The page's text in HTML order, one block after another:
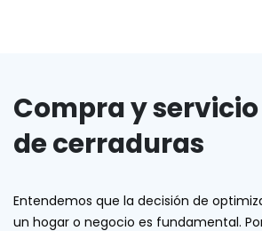
Compra y
de cerraduras
Entendemos que la decisión de
un hogar o negocio es fundamental.